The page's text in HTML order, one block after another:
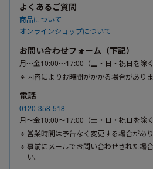
よくあるご質問
商品について
オンラインショップについて
お問い合わせフォーム（下記）
月〜金10:00〜17:00（土・日・祝日を除
内容によりお時間がかかる場合がありま
電話
0120-358-518
月〜金10:00〜17:00（土・日・祝日を除く
営業時間は予告なく変更する場合があり
事前にメールでお問い合わせされた場
い。